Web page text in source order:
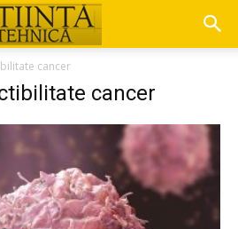
cancer
cancer